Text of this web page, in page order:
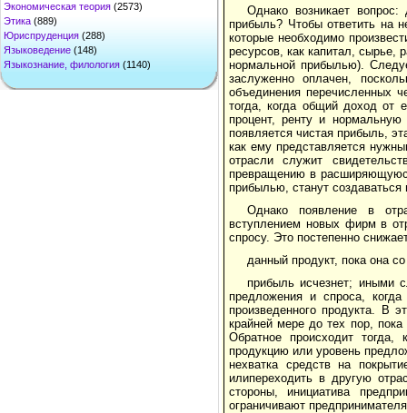
Экономическая теория (2573)
Этика (889)
Юриспруденция (288)
Языковедение (148)
Языкознание, филология (1140)
Однако возникает
прибыль? Чтобы ответить на
которые необходимо
ресурсов, как капитал, сырье,
нормальной прибылью).
заслуженно оплачен,
объединения перечисленных
тогда, когда общий доход от
процент, ренту и
появляется чистая прибыль,
как ему представляется
отрасли служит
превращению в
прибылью, станут
Однако появление в
вступлением новых фирм в
спросу. Это постепенно
данный продукт, пока она
прибыль исчезнет; иными
предложения и спроса,
произведенного продукта. В
крайней мере до тех пор,
Обратное происходит
продукцию или уровень
нехватка средств на
илипереходить в другую
стороны, инициатива
ограничивают